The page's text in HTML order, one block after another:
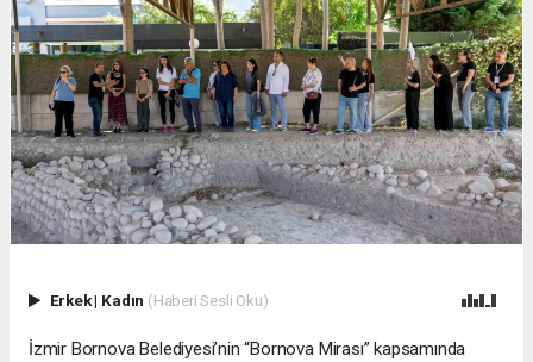
Erkek| Kadın (Haberi Sesli Oku)
İzmir Bornova Belediyesi’nin “Bornova Mirası” kapsamında